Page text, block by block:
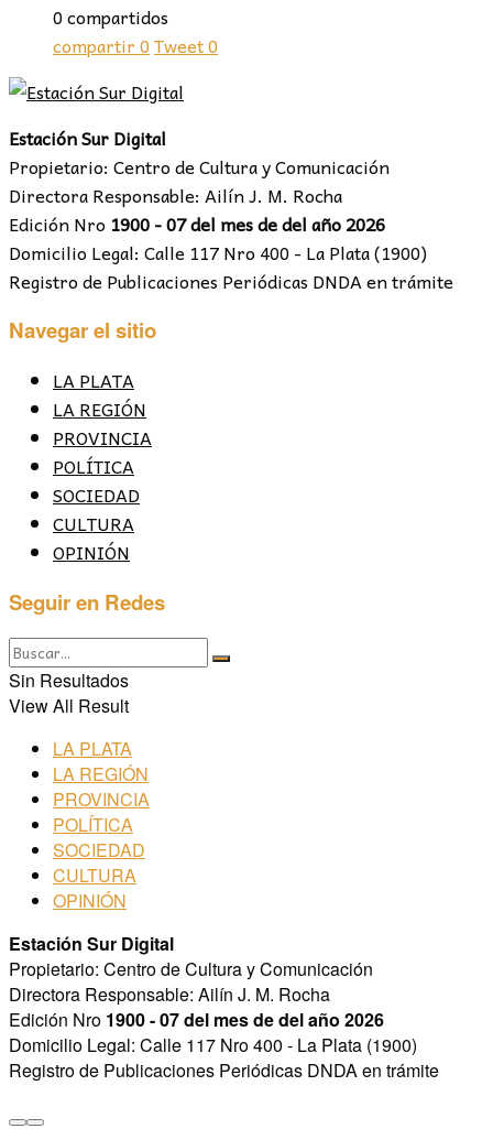
0 compartidos
compartir0Tweet0
Estación Sur Digital
Propietario: Centro de Cultura y Comunicación
Directora Responsable: Ailín J. M. Rocha
Edición Nro 1900 - 07 del mes de del año 2026
Domicilio Legal: Calle 117 Nro 400 - La Plata (1900)
Registro de Publicaciones Periódicas DNDA en trámite
Navegar el sitio
LA PLATA
LA REGIÓN
PROVINCIA
POLÍTICA
SOCIEDAD
CULTURA
OPINIÓN
Seguir en Redes
Sin Resultados
View All Result
LA PLATA
LA REGIÓN
PROVINCIA
POLÍTICA
SOCIEDAD
CULTURA
OPINIÓN
Estación Sur Digital
Propietario: Centro de Cultura y Comunicación
Directora Responsable: Ailín J. M. Rocha
Edición Nro 1900 - 07 del mes de del año 2026
Domicilio Legal: Calle 117 Nro 400 - La Plata (1900)
Registro de Publicaciones Periódicas DNDA en trámite